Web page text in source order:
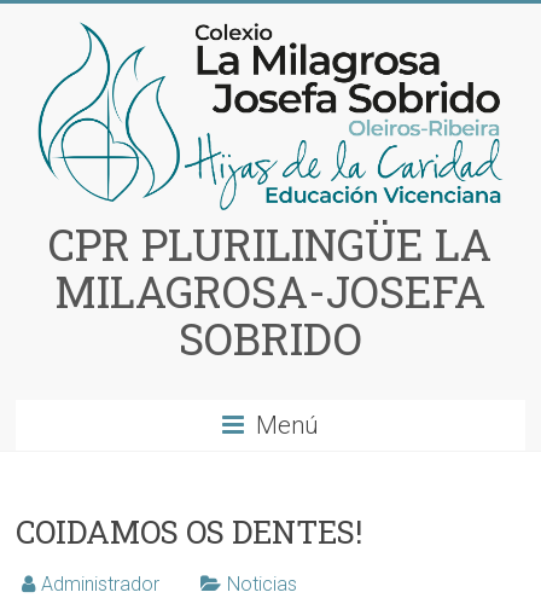
contenido
CPR PLURILINGÜE LA
MILAGROSA-JOSEFA
SOBRIDO
Menú
COIDAMOS OS DENTES!
Administrador Noticias